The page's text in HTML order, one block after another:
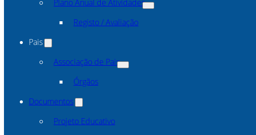
Plano Anual de Atividades
Registo / Avaliação
Pais
Associação de Pais
Órgãos
Documentos
Projeto Educativo